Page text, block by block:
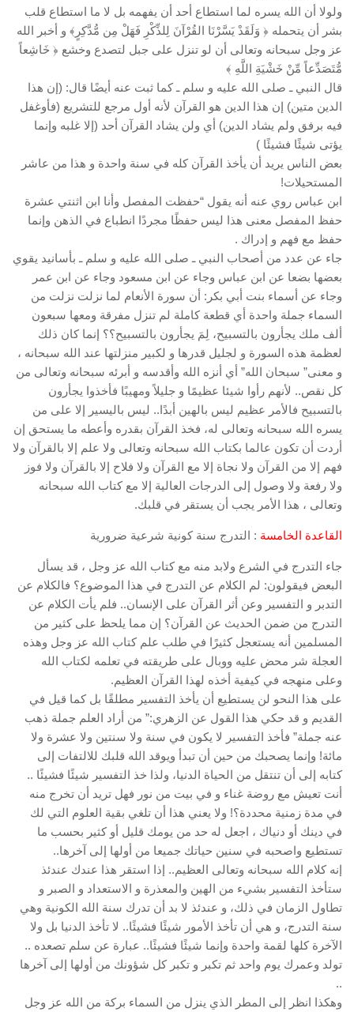
ولولا أن الله يسره لما استطاع أحد أن يفهمه بل لا ما استطاع قلب
بشر أن يتحمله ﴿ وَلَقَدْ يَسَّرْنَا القُرْآنَ لِلذِّكْرِ فَهَلْ مِن مُّدَّكِرٍ﴾ و أخبر الله
عز وجل سبحانه وتعالى أن لو تنزل على جبل لتصدع وخشع ﴿ خَاشِعاً
مُّتَصَدِّعاً مِّنْ خَشْيَةِ اللَّهِ ﴾
قال النبي ـ صلى الله عليه و سلم ـ كما ثبت عنه أيضًا قال: (إن هذا
الدين متين) إن هذا الدين هو القرآن لأنه أول مرجع للتشريع (فأوغفل
فيه برفق ولم يشاد الدين) أي ولن يشاد القرآن أحد (إلا غلبه وإنما
يؤتى شيئًا فشيئًا )
بعض الناس يريد أن يأخذ القرآن كله في سنة واحدة و هذا من عاشر
المستحيلات!
ابن عباس روي عنه أنه يقول “حفظت المفصل وأنا ابن اثنتي عشرة
حفظ المفصل معنى هذا ليس حفظًا مجردًا انطباع في الذهن وإنما
حفظ مع فهم و إدراك .
جاء عن عدد من أصحاب النبي ـ صلى الله عليه و سلم ـ بأسانيد يقوي
بعضها بضعا عن ابن عباس وجاء عن ابن مسعود وجاء عن ابن عمر
وجاء عن أسماء بنت أبي بكر: أن سورة الأنعام لما نزلت نزلت من
السماء جملة واحدة أي قطعة كاملة لم تنزل مفرقة ومعها سبعون
ألف ملك يجأرون بالتسبيح، لِمَ يجأرون بالتسبيح؟؟ إنما كان ذلك
لعظمة هذه السورة و لجليل قدرها و لكبير منزلتها عند الله سبحانه ،
و معنى” سبحان الله” أي أنزه الله وأقدسه و أبرئه سبحانه وتعالى من
كل نقص.. لأنهم رأوا شيئا عظيمًا و جليلاً ومهيبًا فأخذوا يجأرون
بالتسبيح فالأمر عظيم ليس بالهين أبدًا.. ليس باليسير إلا على من
يسره الله سبحانه وتعالى له، فخذ القرآن بقدره وأعطه ما يستحق إن
أردت أن تكون عالما بكتاب الله سبحانه وتعالى ولا علم إلا بالقرآن ولا
فهم إلا من القرآن ولا نجاة إلا مع القرآن ولا فلاح إلا بالقرآن ولا فوز
ولا رفعة ولا وصول إلى الدرجات العالية إلا مع كتاب الله سبحانه
وتعالى ، هذا الأمر يجب أن يستقر في قلبك.
القاعدة الخامسة : التدرج سنة كونية شرعية ضرورية
جاء التدرج في الشرع ولابد منه مع كتاب الله عز وجل ، قد يسأل
البعض فيقولون: لم الكلام عن التدرج في هذا الموضوع؟ فالكلام عن
التدبر و التفسير وعن أثر القرآن على الإنسان.. فلم يأت الكلام عن
التدرج من ضمن الحديث عن القرآن؟ إن مما يلحظ على كثير من
المسلمين أنه يستعجل كثيرًا في طلب علم كتاب الله عز وجل وهذه
العجلة شر محض عليه ووبال على طريقته في تعلمه لكتاب الله
وعلى منهجه في كيفية أخذه لهذا القرآن العظيم.
على هذا النحو لن يستطيع أن يأخذ التفسير مطلقًا بل كما قيل في
القديم و قد حكي هذا القول عن الزهري:” من أراد العلم جملة ذهب
عنه جملة” فأخذ التفسير لا يكون في سنة ولا سنتين ولا عشرة ولا
مائة! وإنما يصحبك من حين أن تبدأ ويوقد الله قلبك للالتفات إلى
كتابه إلى أن تنتقل من الحياة الدنيا، ولذا خذ التفسير شيئًا فشيئًا ..
أنت تعيش مع روضة غناء و في بيت من نور فهل تريد أن تخرج منه
في مدة زمنية محددة؟! ولا يعني هذا أن تلغي بقية العلوم التي لك
في دينك أو دنياك ، اجعل له حد من يومك قليل أو كثير بحسب ما
تستطيع واصحبه في سنين حياتك جميعا من أولها إلى آخرها..
إنه كلام الله سبحانه وتعالى العظيم.. إذا استقر هذا عندك عندئذ
ستأخذ التفسير بشيء من الهين والمعذرة و الاستعداد و الصبر و
تطاول الزمان في ذلك، و عندئذ لا بد أن تدرك سنة الله الكونية وهي
سنة التدرج، و هي أن تأخذ الأمور شيئًا فشيئًا.. لا تأخذ الدنيا بل ولا
الآخرة كلها لقمة واحدة وإنما شيئًا فشيئًا.. عبارة عن سلم تصعده ..
تولد وعمرك يوم واحد ثم تكبر و تكبر كل شؤونك من أولها إلى آخرها
..
وهكذا انظر إلى المطر الذي ينزل من السماء بركة من الله عز وجل